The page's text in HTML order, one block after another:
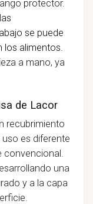
protector.
se puede
los alimentos.
a mano, ya
de Lacor
recubrimiento
es diferente
convencional.
una
y a la capa